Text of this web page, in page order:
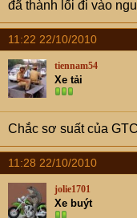
đã thành lối đi vào
11:22 22/10/2010
tiennam54
Xe tải
Chắc sơ suất của
11:28 22/10/2010
jolie1701
Xe buýt